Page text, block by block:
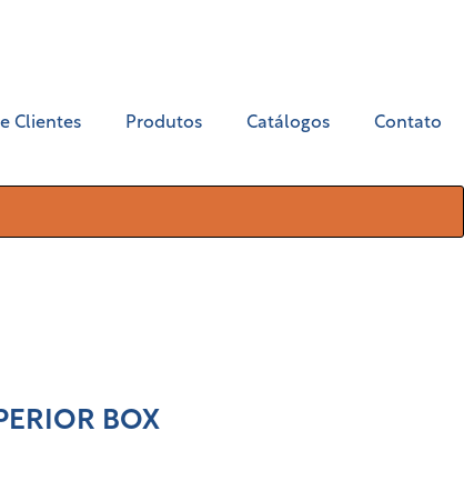
Clientes Produtos Catálogos Contato
BOX